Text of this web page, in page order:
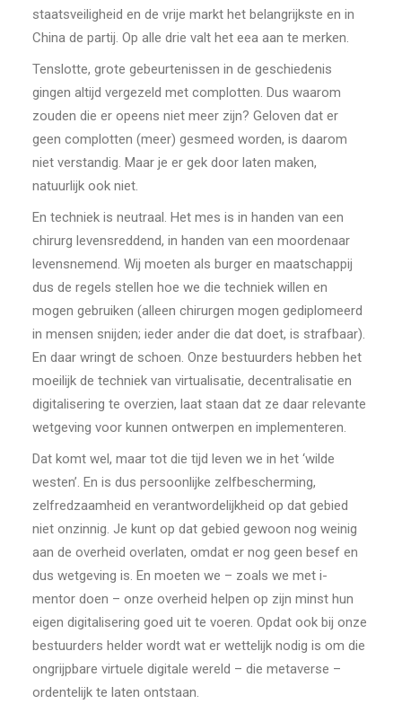
staatsveiligheid en de vrije markt het belangrijkste en in
China de partij. Op alle drie valt het eea aan te merken.
Tenslotte, grote gebeurtenissen in de geschiedenis
gingen altijd vergezeld met complotten. Dus waarom
zouden die er opeens niet meer zijn? Geloven dat er
geen complotten (meer) gesmeed worden, is daarom
niet verstandig. Maar je er gek door laten maken,
natuurlijk ook niet.
En techniek is neutraal. Het mes is in handen van een
chirurg levensreddend, in handen van een moordenaar
levensnemend. Wij moeten als burger en maatschappij
dus de regels stellen hoe we die techniek willen en
mogen gebruiken (alleen chirurgen mogen gediplomeerd
in mensen snijden; ieder ander die dat doet, is strafbaar).
En daar wringt de schoen. Onze bestuurders hebben het
moeilijk de techniek van virtualisatie, decentralisatie en
digitalisering te overzien, laat staan dat ze daar relevante
wetgeving voor kunnen ontwerpen en implementeren.
Dat komt wel, maar tot die tijd leven we in het ‘wilde
westen’. En is dus persoonlijke zelfbescherming,
zelfredzaamheid en verantwordelijkheid op dat gebied
niet onzinnig. Je kunt op dat gebied gewoon nog weinig
aan de overheid overlaten, omdat er nog geen besef en
dus wetgeving is. En moeten we – zoals we met i-
mentor doen – onze overheid helpen op zijn minst hun
eigen digitalisering goed uit te voeren. Opdat ook bij onze
bestuurders helder wordt wat er wettelijk nodig is om die
ongrijpbare virtuele digitale wereld – die metaverse –
ordentelijk te laten ontstaan.